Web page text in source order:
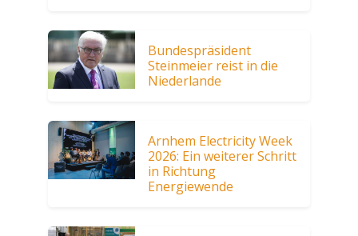
Bundespräsident
Steinmeier reist in die
Niederlande
Arnhem Electricity Week
2026: Ein weiterer Schritt
in Richtung
Energiewende